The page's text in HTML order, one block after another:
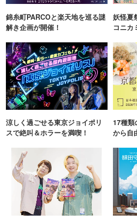
錦糸町PARCOと楽天地を巡る謎
解き企画が開催！
妖怪夏
コニカ
涼しく過ごせる東京ジョイポリ
スで絶叫＆ホラーを満喫！
17種類
から自